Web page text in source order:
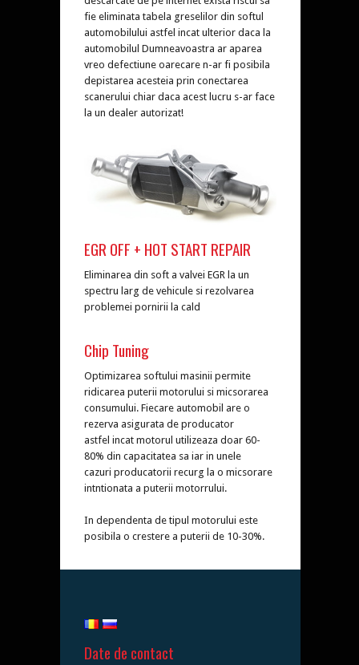
fie eliminata tabela greselilor din softul
automobilului astfel incat ulterior daca la
automobilul Dumneavoastra ar aparea
vreo defectiune oarecare n-ar fi posibila
depistarea acesteia prin conectarea
scanerului chiar daca acest lucru s-ar face
la un dealer autorizat!
EGR OFF + HOT START REPAIR
Eliminarea din soft a valvei EGR la un
spectru larg de vehicule si rezolvarea
problemei pornirii la cald
Chip Tuning
Optimizarea softului masinii permite
ridicarea puterii motorului si micsorarea
consumului. Fiecare automobil are o
rezerva asigurata de producator
astfel incat motorul utilizeaza doar 60-
80% din capacitatea sa iar in unele
cazuri producatorii recurg la o micsorare
intntionata a puterii motorrului.
In dependenta de tipul motorului este
posibila o crestere a puterii de 10-30%.
Date de contact